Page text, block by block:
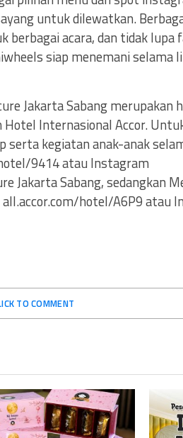
untuk dilewatkan.
berbagai acara, dan tidak
siap menemani selama
Jakarta Sabang merupakan
Internasional Accor.
kegiatan anak-anak
9414 atau Instagram
Jakarta Sabang, sedangkan
hotel/A6P9 atau
TO COMMENT